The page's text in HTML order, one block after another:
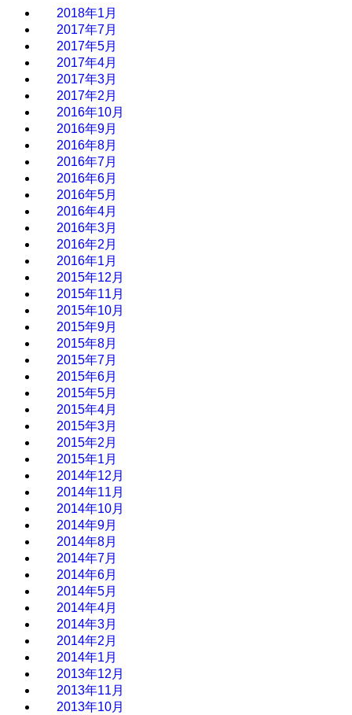
2018年1月
2017年7月
2017年5月
2017年4月
2017年3月
2017年2月
2016年10月
2016年9月
2016年8月
2016年7月
2016年6月
2016年5月
2016年4月
2016年3月
2016年2月
2016年1月
2015年12月
2015年11月
2015年10月
2015年9月
2015年8月
2015年7月
2015年6月
2015年5月
2015年4月
2015年3月
2015年2月
2015年1月
2014年12月
2014年11月
2014年10月
2014年9月
2014年8月
2014年7月
2014年6月
2014年5月
2014年4月
2014年3月
2014年2月
2014年1月
2013年12月
2013年11月
2013年10月